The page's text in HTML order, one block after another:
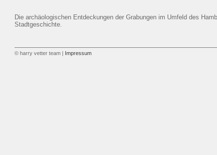
Die archäologischen Entdeckungen der Grabungen im Umfeld des
Stadtgeschichte.
© harry vetter team | Impressum